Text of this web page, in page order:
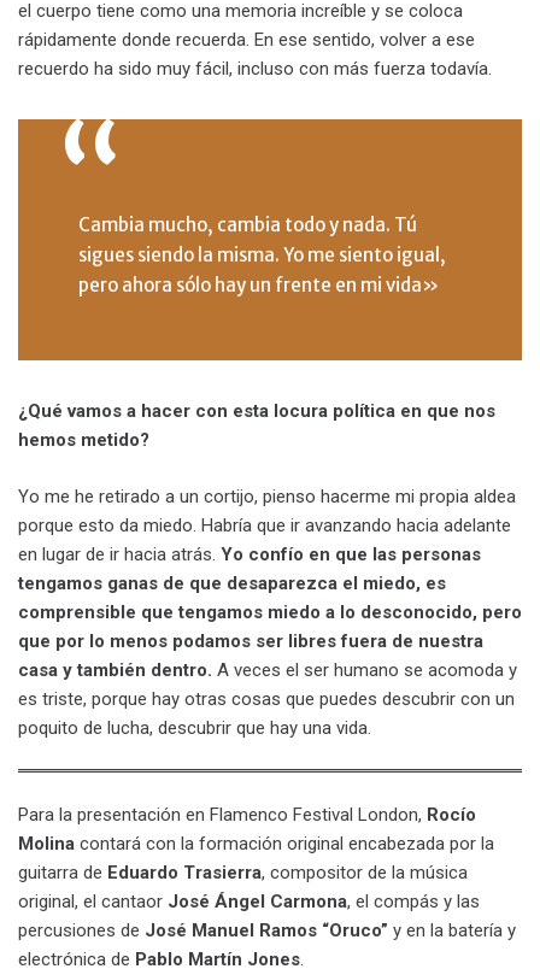
el cuerpo tiene como una memoria increíble y se coloca
rápidamente donde recuerda. En ese sentido, volver a ese
recuerdo ha sido muy fácil, incluso con más fuerza todavía.
Cambia mucho, cambia todo y nada. Tú
sigues siendo la misma. Yo me siento igual,
pero ahora sólo hay un frente en mi vida»
¿Qué vamos a hacer con esta locura política en que nos
hemos metido?
Yo me he retirado a un cortijo, pienso hacerme mi propia aldea
porque esto da miedo. Habría que ir avanzando hacia adelante
en lugar de ir hacia atrás. Yo confío en que las personas
tengamos ganas de que desaparezca el miedo, es
comprensible que tengamos miedo a lo desconocido, pero
que por lo menos podamos ser libres fuera de nuestra
casa y también dentro. A veces el ser humano se acomoda y
es triste, porque hay otras cosas que puedes descubrir con un
poquito de lucha, descubrir que hay una vida.
Para la presentación en Flamenco Festival London, Rocío
Molina contará con la formación original encabezada por la
guitarra de Eduardo Trasierra, compositor de la música
original, el cantaor José Ángel Carmona, el compás y las
percusiones de José Manuel Ramos “Oruco” y en la batería y
electrónica de Pablo Martín Jones.